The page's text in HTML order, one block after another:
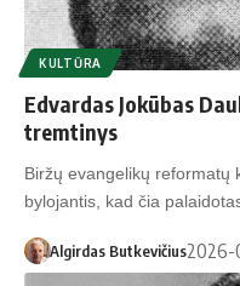
KULTŪRA
Edvardas Jokūbas
tremtinys
Biržų evangelikų reformatų
bylojantis, kad čia
Algirdas Butkevičius2026-